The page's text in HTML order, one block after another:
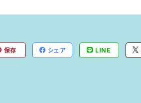
保存 シェア LINE